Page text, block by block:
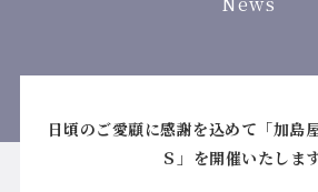
日頃のご愛顧に感謝を込めて「加島
Ｓ」を開催いたします